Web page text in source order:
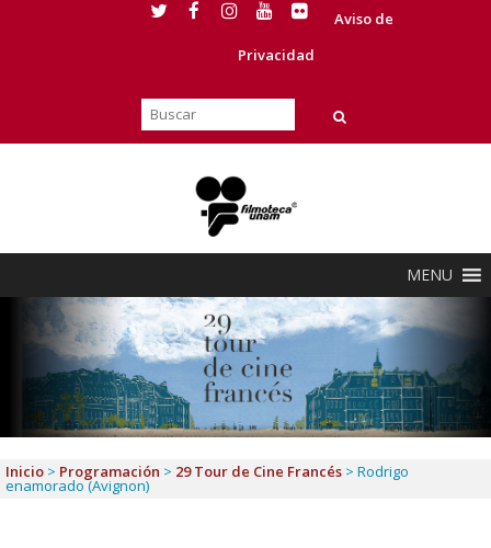
Aviso de
Privacidad
MENU
Inicio > Programación > 29 Tour de Cine Francés > Rodrigo
enamorado (Avignon)